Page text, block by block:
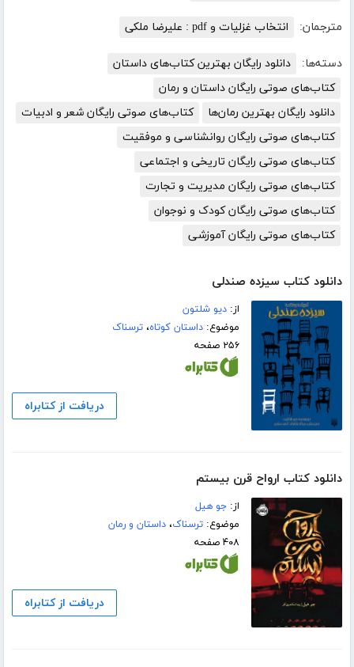
مترجمان: انتخاب غزلیات و pdf : علیرضا ملکی
دسته‌ها:
دانلود رایگان بهترین کتاب‌های داستان
کتاب‌های صوتی رایگان داستان و رمان
دانلود رایگان بهترین رمان‌ها
کتاب‌های صوتی رایگان شعر و ادبیات
کتاب‌های صوتی رایگان روانشناسی و موفقیت
کتاب‌های صوتی رایگان تاریخی و اجتماعی
کتاب‌های صوتی رایگان مدیریت و تجارت
کتاب‌های صوتی رایگان کودک و نوجوان
کتاب‌های صوتی رایگان آموزشی
دانلود کتاب سیزده صندلی
از:دیو شلتون
موضوع:داستان کوتاه،ترسناک
۲۵۶ صفحه
دریافت از کتابراه
دانلود کتاب ارواح قرن بیستم
از:جو ھیل
موضوع:ترسناک،داستان و رمان
۴۰۸ صفحه
دریافت از کتابراه